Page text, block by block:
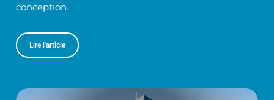
conception.
Lire l'article